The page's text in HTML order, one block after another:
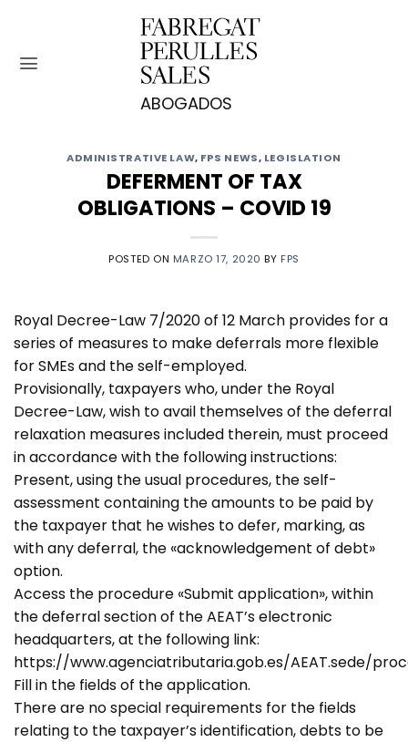
contenido
ADMINISTRATIVE LAW, FPS NEWS, LEGISLATION
DEFERMENT OF TAX
OBLIGATIONS – COVID 19
POSTED ON MARZO 17, 2020 BY FPS
Royal Decree-Law 7/2020 of 12 March provides for a
series of measures to make deferrals more flexible
for SMEs and the self-employed.
Provisionally, taxpayers who, under the Royal
Decree-Law, wish to avail themselves of the deferral
relaxation measures included therein, must proceed
in accordance with the following instructions:
Present, using the usual procedures, the self-
assessment containing the amounts to be paid by
the taxpayer that he wishes to defer, marking, as
with any deferral, the «acknowledgement of debt»
option.
Access the procedure «Submit application», within
the deferral section of the AEAT’s electronic
headquarters, at the following link:
https://www.agenciatributaria.gob.es/AEAT.sede/
Fill in the fields of the application.
There are no special requirements for the fields
relating to the taxpayer’s identification, debts to be